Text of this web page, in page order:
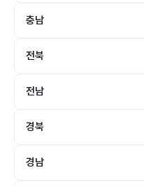
충남
전북
전남
경북
경남